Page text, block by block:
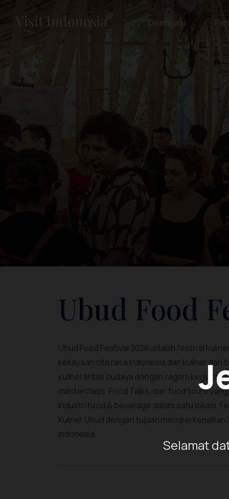
Selamat
Destinasi
Ubud Food
Ubud Food Festival 2026 adalah festival
kekayaan cita rasa Indonesia dan kuliner
kuliner lintas budaya dengan ragam kegiatan
masterclass, Food Talks, dan food tours
industri food & beverage dalam satu lokasi.
Kuliner Ubud dengan tujuan
Indonesia.